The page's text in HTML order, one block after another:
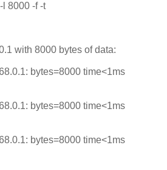
l 8000 -f -t
with 8000 bytes of data:
bytes=8000 time<1ms
bytes=8000 time<1ms
bytes=8000 time<1ms